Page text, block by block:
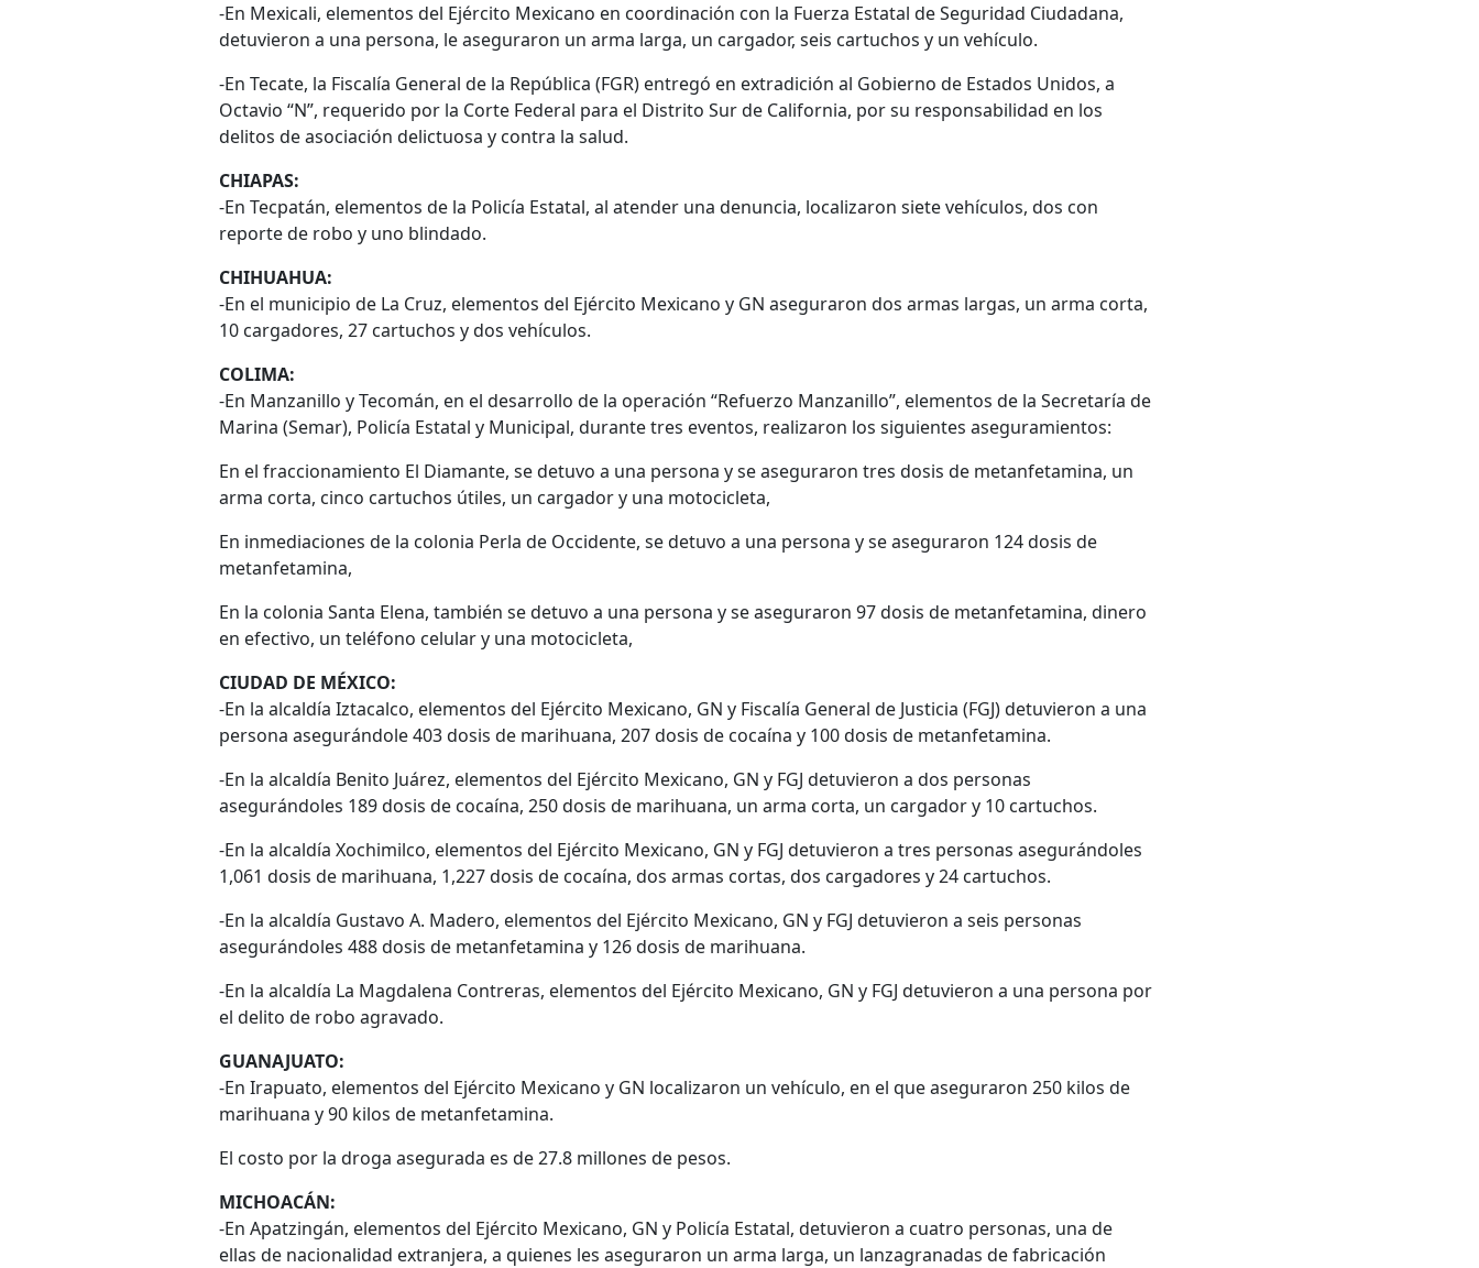
-En Mexicali, elementos del Ejército Mexicano en coordinación con la Fuerza Estatal de Seguridad Ciudadana,
detuvieron a una persona, le aseguraron un arma larga, un cargador, seis cartuchos y un vehículo.
-En Tecate, la Fiscalía General de la República (FGR) entregó en extradición al Gobierno de Estados Unidos, a
Octavio “N”, requerido por la Corte Federal para el Distrito Sur de California, por su responsabilidad en los
delitos de asociación delictuosa y contra la salud.
CHIAPAS:
-En Tecpatán, elementos de la Policía Estatal, al atender una denuncia, localizaron siete vehículos, dos con
reporte de robo y uno blindado.
CHIHUAHUA:
-En el municipio de La Cruz, elementos del Ejército Mexicano y GN aseguraron dos armas largas, un arma corta,
10 cargadores, 27 cartuchos y dos vehículos.
COLIMA:
-En Manzanillo y Tecomán, en el desarrollo de la operación “Refuerzo Manzanillo”, elementos de la Secretaría de
Marina (Semar), Policía Estatal y Municipal, durante tres eventos, realizaron los siguientes aseguramientos:
En el fraccionamiento El Diamante, se detuvo a una persona y se aseguraron tres dosis de metanfetamina, un
arma corta, cinco cartuchos útiles, un cargador y una motocicleta,
En inmediaciones de la colonia Perla de Occidente, se detuvo a una persona y se aseguraron 124 dosis de
metanfetamina,
En la colonia Santa Elena, también se detuvo a una persona y se aseguraron 97 dosis de metanfetamina, dinero
en efectivo, un teléfono celular y una motocicleta,
CIUDAD DE MÉXICO:
-En la alcaldía Iztacalco, elementos del Ejército Mexicano, GN y Fiscalía General de Justicia (FGJ) detuvieron a una
persona asegurándole 403 dosis de marihuana, 207 dosis de cocaína y 100 dosis de metanfetamina.
-En la alcaldía Benito Juárez, elementos del Ejército Mexicano, GN y FGJ detuvieron a dos personas
asegurándoles 189 dosis de cocaína, 250 dosis de marihuana, un arma corta, un cargador y 10 cartuchos.
-En la alcaldía Xochimilco, elementos del Ejército Mexicano, GN y FGJ detuvieron a tres personas asegurándoles
1,061 dosis de marihuana, 1,227 dosis de cocaína, dos armas cortas, dos cargadores y 24 cartuchos.
-En la alcaldía Gustavo A. Madero, elementos del Ejército Mexicano, GN y FGJ detuvieron a seis personas
asegurándoles 488 dosis de metanfetamina y 126 dosis de marihuana.
-En la alcaldía La Magdalena Contreras, elementos del Ejército Mexicano, GN y FGJ detuvieron a una persona por
el delito de robo agravado.
GUANAJUATO:
-En Irapuato, elementos del Ejército Mexicano y GN localizaron un vehículo, en el que aseguraron 250 kilos de
marihuana y 90 kilos de metanfetamina.
El costo por la droga asegurada es de 27.8 millones de pesos.
MICHOACÁN:
-En Apatzingán, elementos del Ejército Mexicano, GN y Policía Estatal, detuvieron a cuatro personas, una de
ellas de nacionalidad extranjera, a quienes les aseguraron un arma larga, un lanzagranadas de fabricación